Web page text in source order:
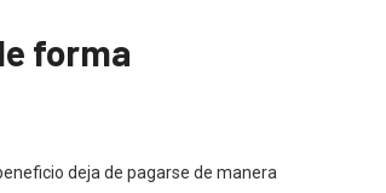
forma
deja de pagarse de manera